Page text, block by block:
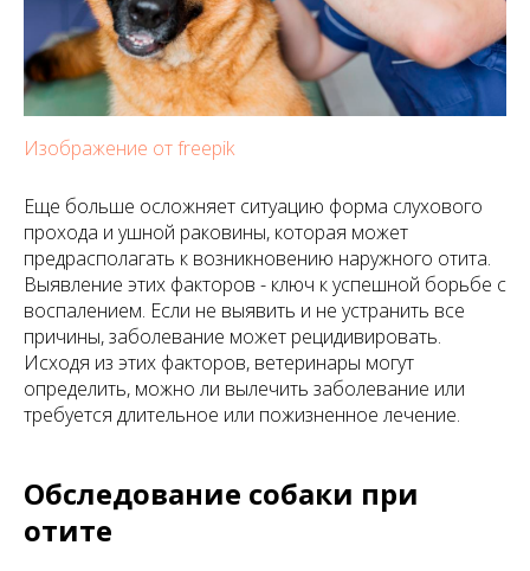
Изображение от freepik
Еще больше осложняет ситуацию форма слухового
прохода и ушной раковины, которая может
предрасполагать к возникновению наружного отита.
Выявление этих факторов - ключ к успешной борьбе с
воспалением. Если не выявить и не устранить все
причины, заболевание может рецидивировать.
Исходя из этих факторов, ветеринары могут
определить, можно ли вылечить заболевание или
требуется длительное или пожизненное лечение.
Обследование собаки при
отите